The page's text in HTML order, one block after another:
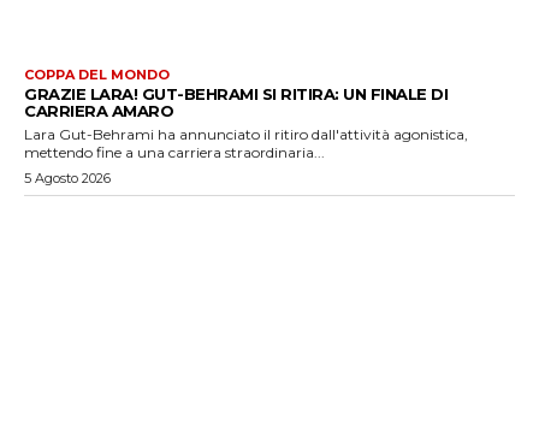
COPPA DEL MONDO
GRAZIE LARA! GUT-BEHRAMI SI RITIRA: UN FINALE DI
CARRIERA AMARO
Lara Gut-Behrami ha annunciato il ritiro dall'attività agonistica,
mettendo fine a una carriera straordinaria...
5 Agosto 2026